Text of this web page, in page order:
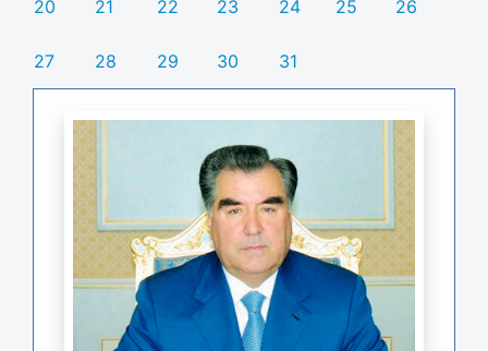
20 21 22 23 24 25 26
27 28 29 30 31